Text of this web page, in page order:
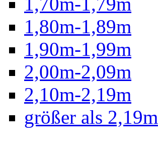
1,80m-1,89m
1,90m-1,99m
2,00m-2,09m
2,10m-2,19m
größer als 2,19m